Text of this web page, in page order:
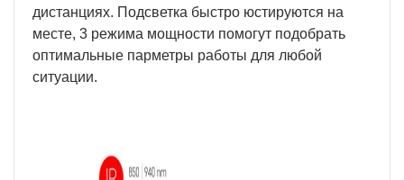
дистанциях. Подсветка быстро юстируются на
месте, 3 режима мощности помогут подобрать
оптимальные парметры работы для любой
ситуации.